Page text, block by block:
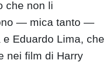
che non li
— mica tanto —
Eduardo Lima, che
nei film di Harry